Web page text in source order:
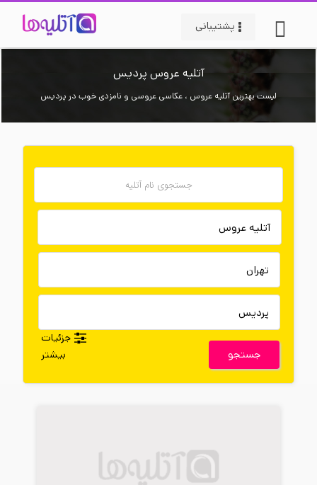
پشتیبانی
آتلیه عروس پردیس
لیست بهترین آتلیه عروس ، عکاسی عروسی و نامزدی خوب در پردیس
جستجو
جزئیات
بیشتر